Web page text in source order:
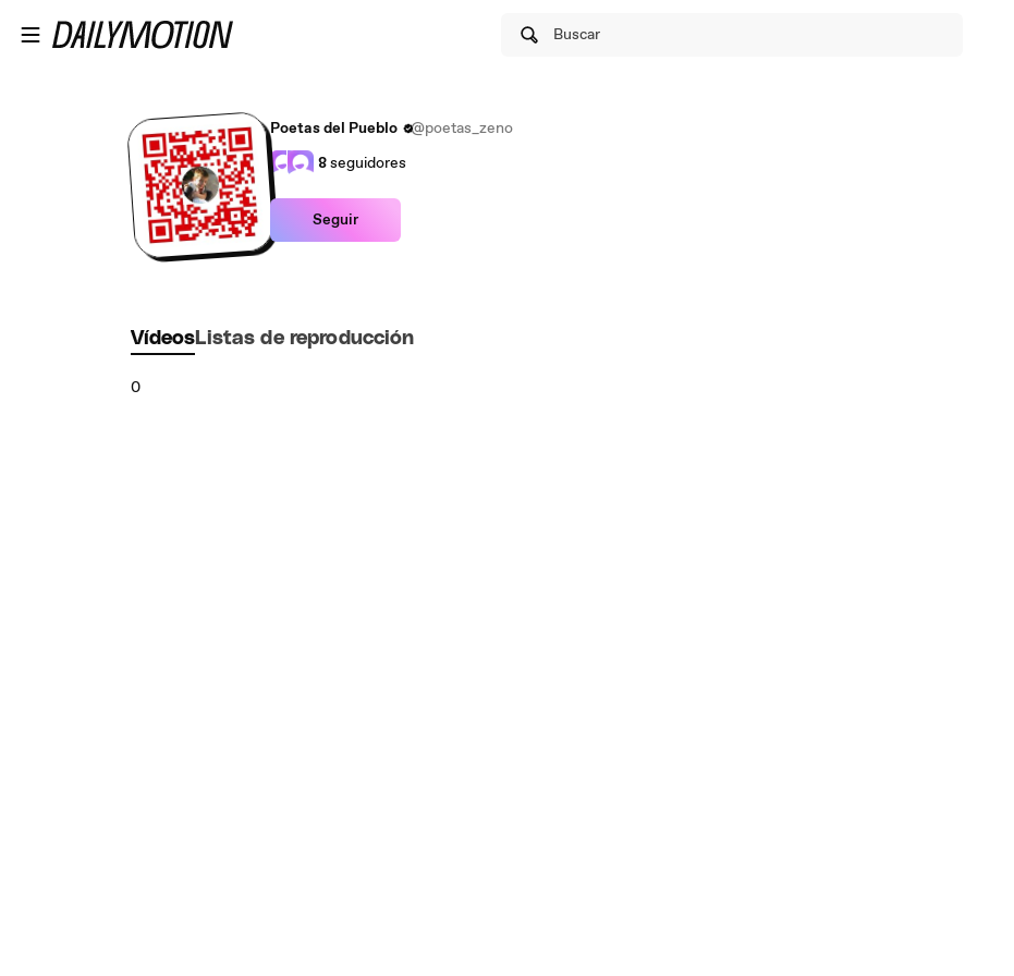
Buscar
Poetas del Pueblo
@poetas_zeno
8seguidores
Seguir
Vídeos Listas de reproducción
0